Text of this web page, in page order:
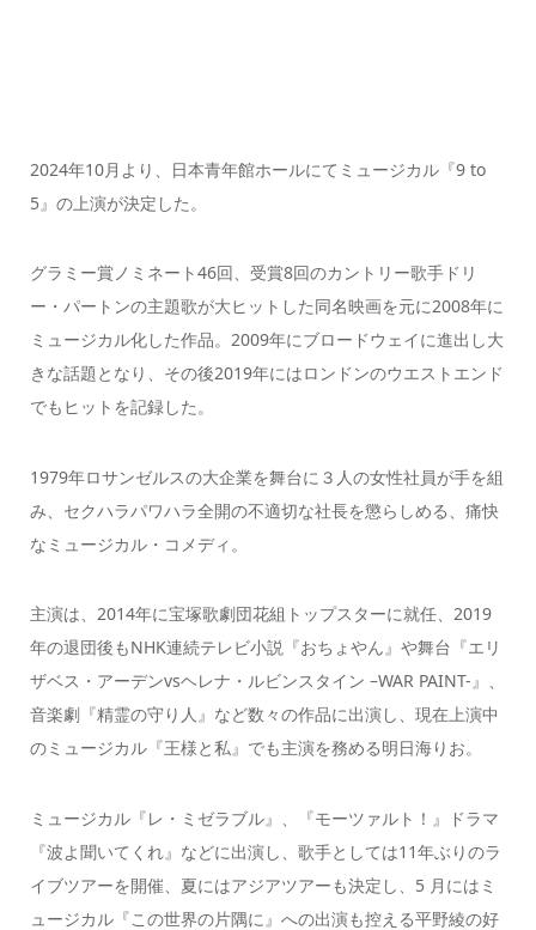
2024年10月より、日本青年館ホールにてミュージカル『9 to
5』の上演が決定した。
グラミー賞ノミネート46回、受賞8回のカントリー歌手ドリ
ー・パートンの主題歌が大ヒットした同名映画を元に2008年に
ミュージカル化した作品。2009年にブロードウェイに進出し大
きな話題となり、その後2019年にはロンドンのウエストエンド
でもヒットを記録した。
1979年ロサンゼルスの⼤企業を舞台に３人の女性社員が手を組
み、セクハラパワハラ全開の不適切な社長を懲らしめる、痛快
なミュージカル・コメディ。
主演は、2014年に宝塚歌劇団花組トップスターに就任、2019
年の退団後もNHK連続テレビ小説『おちょやん』や舞台『エリ
ザベス・アーデンvsヘレナ・ルビンスタイン –WAR PAINT-』、
音楽劇『精霊の守り人』など数々の作品に出演し、現在上演中
のミュージカル『王様と私』でも主演を務める明日海りお。
ミュージカル『レ・ミゼラブル』、『モーツァルト！』ドラマ
『波よ聞いてくれ』などに出演し、歌手としては11年ぶりのラ
イブツアーを開催、夏にはアジアツアーも決定し、5 月にはミ
ュージカル『この世界の片隅に』への出演も控える平野綾の好